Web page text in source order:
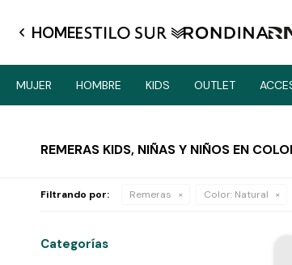
HOME
MUJER HOMBRE KIDS OUTLET
REMERAS KIDS, NIÑAS Y NIÑOS EN
Filtrando por: Remeras Color: Natural
Categorías